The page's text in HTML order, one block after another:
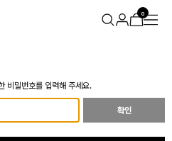
0
비밀번호를 입력해 주세요.
확인